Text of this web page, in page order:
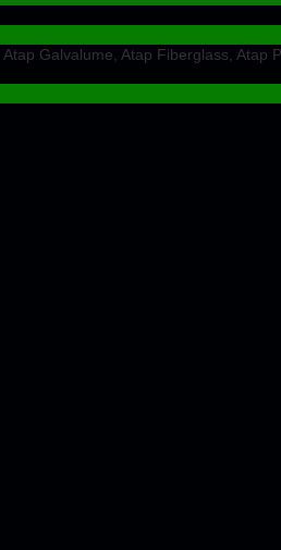
Galvalume, Atap Fiberglass, Atap